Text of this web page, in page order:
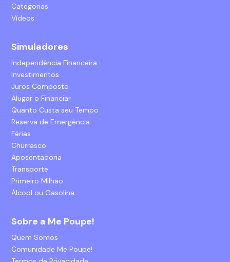
Categorias
Vídeos
Simuladores
Independência Financeira
Investimentos
Juros Composto
Alugar o Financiar
Quanto Custa seu Tempo
Reserva de Emergência
Férias
Churrasco
Aposentadoria
Transporte
Primeiro Milhão
Álcool ou Gasolina
Sobre a Me Poupe!
Quem Somos
Comunidade Me Poupe!